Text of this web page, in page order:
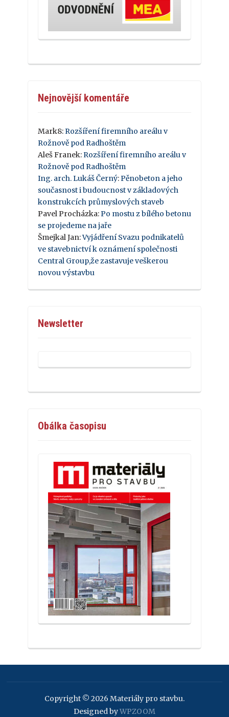
Nejnovější komentáře
Mark8: Rozšíření firemního areálu v
Rožnově pod Radhoštěm
Aleš Franek: Rozšíření firemního areálu v
Rožnově pod Radhoštěm
Ing. arch. Lukáš Černý: Pěnobeton a jeho
současnost i budoucnost v základových
konstrukcích průmyslových staveb
Pavel Procházka: Po mostu z bílého betonu
se projedeme na jaře
Šmejkal Jan:Vyjádření Svazu podnikatelů
ve stavebnictví k oznámení společnosti
Central Group,že zastavuje veškerou
novou výstavbu
Newsletter
Obálka časopisu
Copyright © 2026 Materiály pro stavbu.
Designed byWPZOOM